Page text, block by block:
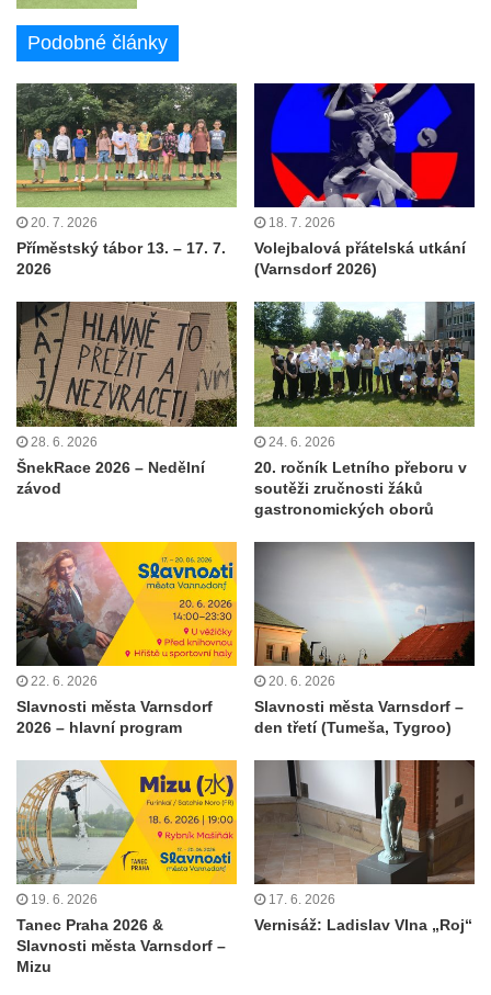
Podobné články
20. 7. 2026
Příměstský tábor 13. – 17. 7.
2026
18. 7. 2026
Volejbalová přátelská utkání
(Varnsdorf 2026)
28. 6. 2026
ŠnekRace 2026 – Nedělní
závod
24. 6. 2026
20. ročník Letního přeboru v
soutěži zručnosti žáků
gastronomických oborů
22. 6. 2026
Slavnosti města Varnsdorf
2026 – hlavní program
20. 6. 2026
Slavnosti města Varnsdorf –
den třetí (Tumeša, Tygroo)
19. 6. 2026
Tanec Praha 2026 &
Slavnosti města Varnsdorf –
Mizu
17. 6. 2026
Vernisáž: Ladislav Vlna „Roj“